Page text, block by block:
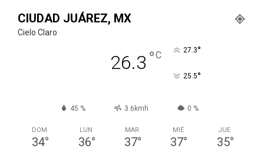
CIUDAD JUÁREZ, MX
Cielo Claro
26.3 °C 27.3°
25.5°
45 % 3.6kmh 0 %
DOM
34°
LUN
36°
MAR
37°
MIÉ
37°
JUE
35°